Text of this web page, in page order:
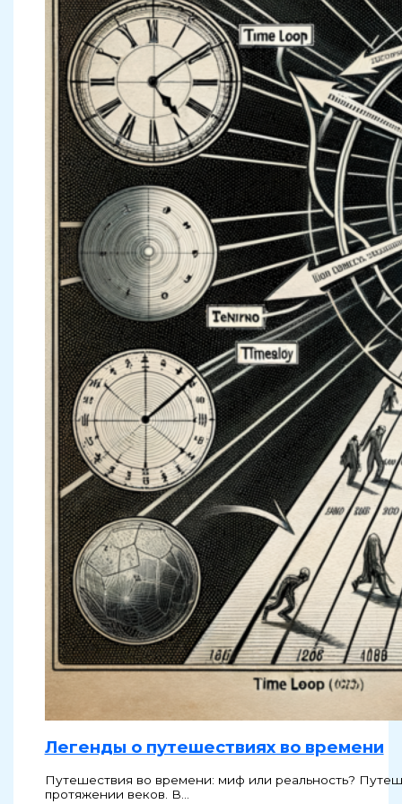
Легенды о путешествиях во времени
Путешествия во времени: миф или реальность?
протяжении веков. В…